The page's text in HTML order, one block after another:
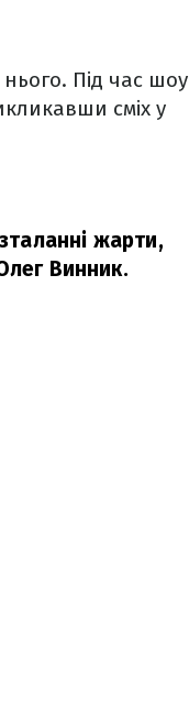
нього. Під час шоу
сміх у
жарти,
Винник.